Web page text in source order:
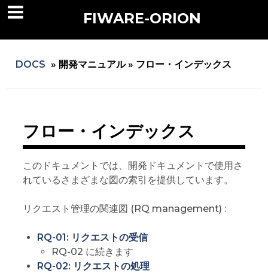
FIWARE-ORION
DOCS » 開発マニュアル » フロー・インデックス
フロー・インデックス
このドキュメントでは、開発ドキュメントで使用さ
れているさまざまな図の索引を提供しています。
リクエスト管理の関連図 (RQ management) :
RQ-01: リクエストの受信
RQ-02 に続きます
RQ-02: リクエストの処理